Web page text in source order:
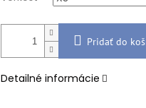
Pridať do
Detailné informácie